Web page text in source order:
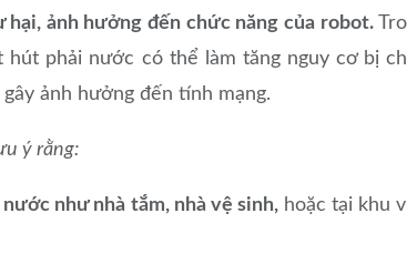
hại, ảnh hưởng đến chức năng của robot.
phải nước có thể làm tăng nguy cơ bị
ảnh hưởng đến tính mạng.
ý rằng:
như nhà tắm, nhà vệ sinh,hoặc tại khu